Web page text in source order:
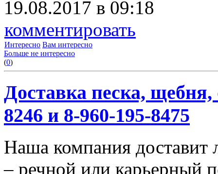
19.08.2017 в 09:18
комментировать
Интересно Вам интересно
Больше не интересно
(0)
Доставка песка, щебня,
8246 и 8-960-195-8475
Наша компания доставит
– речной или карьерный